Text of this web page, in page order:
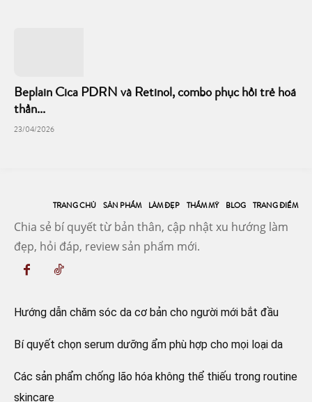
Beplain Cica PDRN và Retinol, combo phục hồi trẻ hoá
thần...
23/04/2026
TRANG CHỦ SẢN PHẨM LÀM ĐẸP THẨM MỸ BLOG TRANG ĐIỂM
Chia sẻ bí quyết từ bản thân, cập nhật xu hướng làm
đẹp, hỏi đáp, review sản phẩm mới.
Hướng dẫn chăm sóc da cơ bản cho người mới bắt đầu
Bí quyết chọn serum dưỡng ẩm phù hợp cho mọi loại da
Các sản phẩm chống lão hóa không thể thiếu trong routine
skincare